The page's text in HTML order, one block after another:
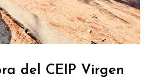
del CEIP Virgen